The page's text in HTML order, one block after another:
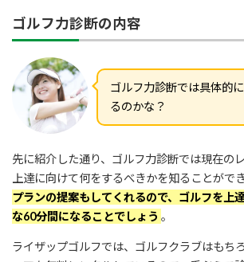
ゴルフ力診断の内容
ゴルフ力診断では具体的
るのかな？
先に紹介した通り、ゴルフ力診断では現在の
上達に向けて何をするべきかを知ることができ
プランの提案もしてくれるので、ゴルフを上
な60分間になることでしょう 。
ライザップゴルフでは、ゴルフクラブはもち